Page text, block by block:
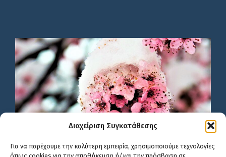
Διαχείριση Συγκατάθεσης
Για να παρέχουμε την καλύτερη εμπειρία, χρησιμοποιούμε τεχνολογίες